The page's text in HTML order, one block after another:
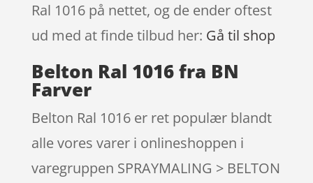
Ral 1016 på nettet, og de ender oftest
ud med at finde tilbud her: Gå til shop
Belton Ral 1016 fra BN
Farver
Belton Ral 1016 er ret populær blandt
alle vores varer i onlineshoppen i
varegruppen SPRAYMALING > BELTON